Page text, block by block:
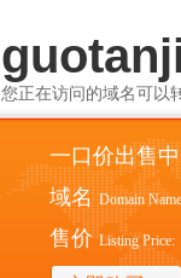
您正在访问的域名可以
一口价出售
域名 Domain
售价 Listing Price: